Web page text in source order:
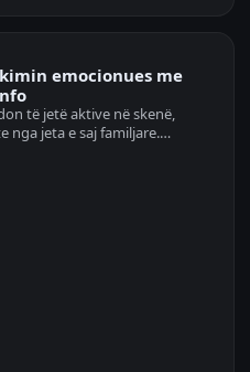
emocionues me
të jetë aktive në skenë,
nga jeta e saj familjare.…